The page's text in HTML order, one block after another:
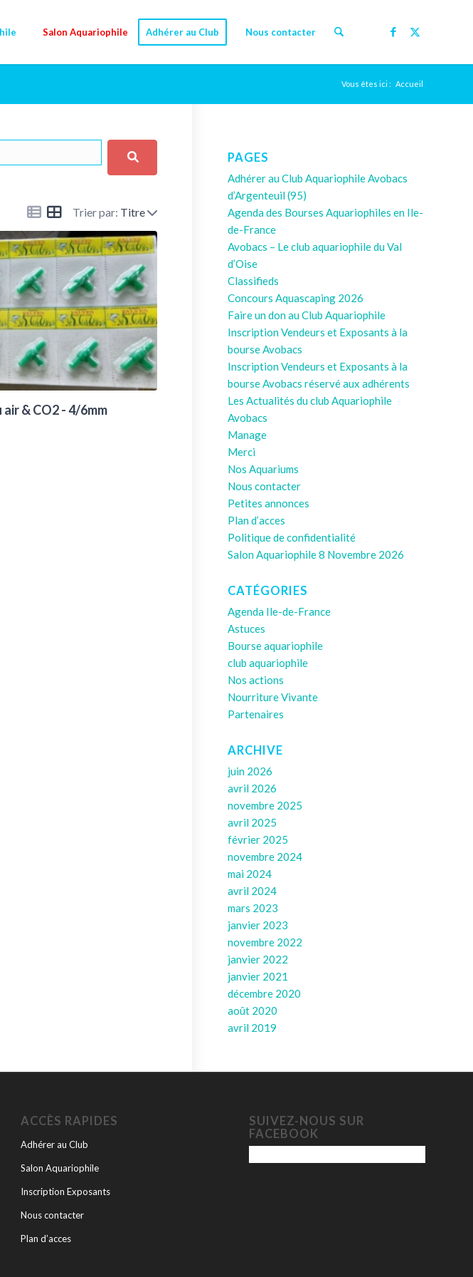
Salon Aquariophile Adhérer au Club Nous contacter
Vous êtes ici : Accueil
Trier par: Titre
& CO2 - 4/6mm
PAGES
Adhérer au Club Aquariophile Avobacs
d’Argenteuil (95)
Agenda des Bourses Aquariophiles en Ile-
de-France
Avobacs – Le club aquariophile du Val
d’Oise
Classifieds
Concours Aquascaping 2026
Faire un don au Club Aquariophile
Inscription Vendeurs et Exposants à la
bourse Avobacs
Inscription Vendeurs et Exposants à la
bourse Avobacs réservé aux adhérents
Les Actualités du club Aquariophile
Avobacs
Manage
Merci
Nos Aquariums
Nous contacter
Petites annonces
Plan d’acces
Politique de confidentialité
Salon Aquariophile 8 Novembre 2026
CATÉGORIES
Agenda Ile-de-France
Astuces
Bourse aquariophile
club aquariophile
Nos actions
Nourriture Vivante
Partenaires
ARCHIVE
juin 2026
avril 2026
novembre 2025
avril 2025
février 2025
novembre 2024
mai 2024
avril 2024
mars 2023
janvier 2023
novembre 2022
janvier 2022
janvier 2021
décembre 2020
août 2020
avril 2019
ACCÈS RAPIDES
Adhérer au Club
Salon Aquariophile
Inscription Exposants
Nous contacter
Plan d’acces
SUIVEZ-NOUS SUR
FACEBOOK